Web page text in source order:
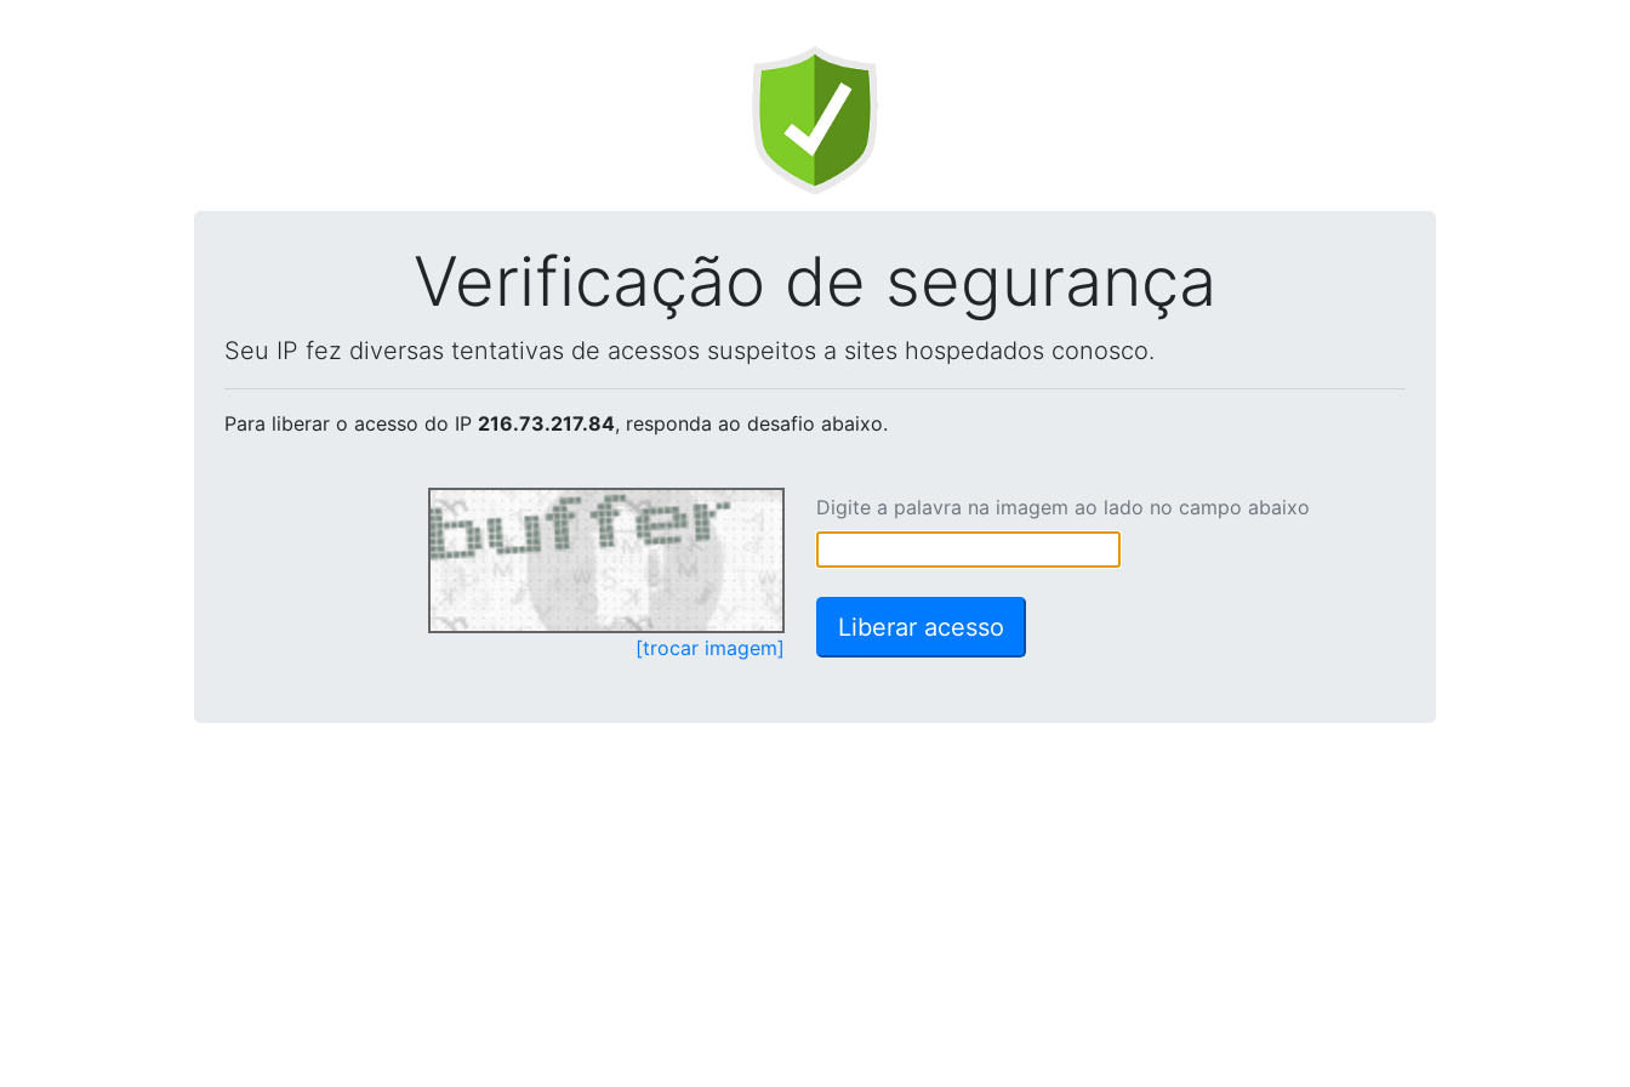
Verificação de segurança
Seu IP fez diversas tentativas de acessos suspeitos a sites hospedados conosco.
Para liberar o acesso do IP 216.73.217.84, responda ao desafio abaixo.
[trocar imagem]
Digite a palavra na imagem ao lado no campo abaixo